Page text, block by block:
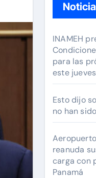
INAMEH
para las
este
Esto dijo
no han
reanuda
carga con
Panamá